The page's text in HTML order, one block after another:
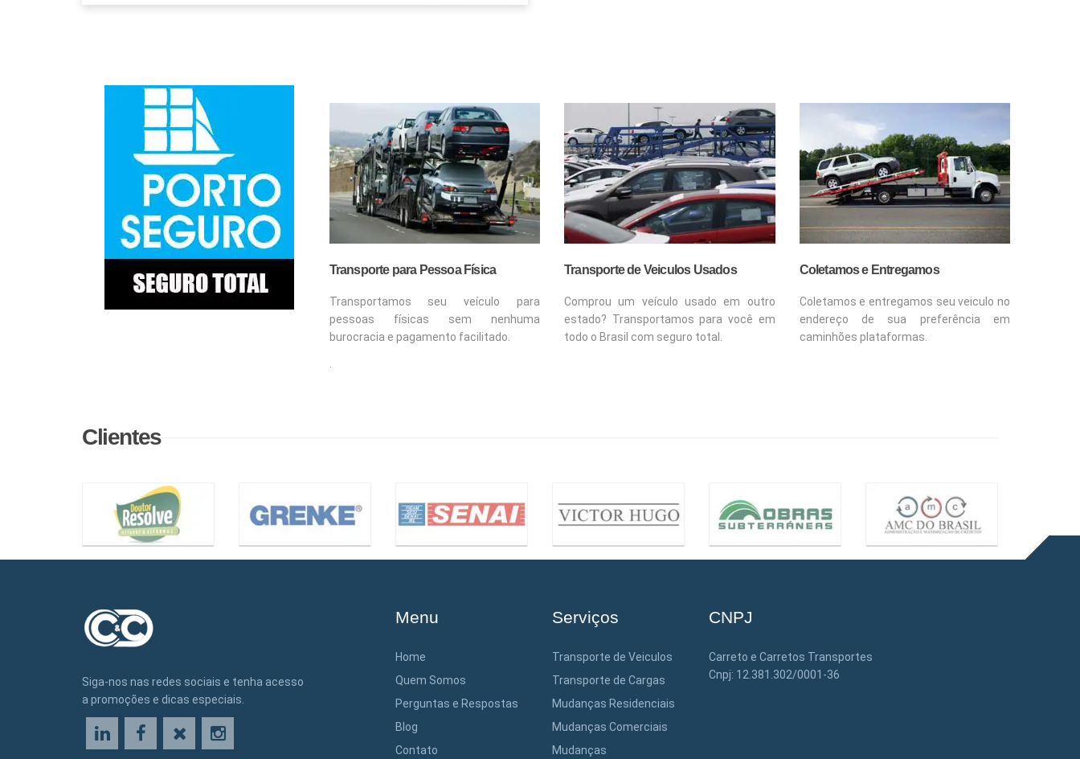
Transporte para Pessoa Física
Transportamos seu veículo para
pessoas físicas sem nenhuma
burocracia e pagamento facilitado.
Transporte de Veiculos Usados
Comprou um veículo usado em outro
estado? Transportamos para você em
todo o Brasil com seguro total.
Coletamos e Entregamos
Coletamos e entregamos seu veiculo no
endereço de sua preferência em
caminhões plataformas.
Clientes
Siga-nos nas redes sociais e tenha acesso
a promoções e dicas especiais.
LinkedInFacebookInstagram
Menu
Home
Quem Somos
Perguntas e Respostas
Blog
Contato
Serviços
Transporte de Veiculos
Transporte de Cargas
Mudanças Residenciais
Mudanças Comerciais
Mudanças
CNPJ
Carreto e Carretos Transportes
Cnpj: 12.381.302/0001-36